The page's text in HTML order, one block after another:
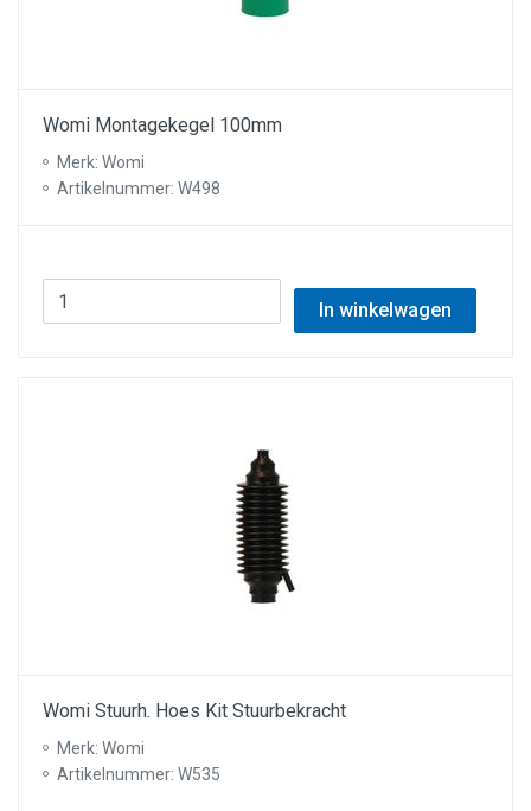
Womi Montagekegel 100mm
Merk: Womi
Artikelnummer: W498
In winkelwagen
Womi Stuurh. Hoes Kit Stuurbekracht
Merk: Womi
Artikelnummer: W535